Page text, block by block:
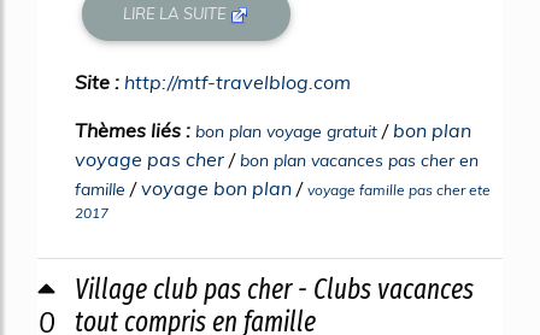
LIRE LA SUITE
Site : http://mtf-travelblog.com
Thèmes liés : bon plan voyage gratuit / bon plan
voyage pas cher /bon plan vacances pas cher en
famille /voyage bon plan / voyage famille pas cher ete
2017
0
Village club pas cher - Clubs vacances
tout compris en famille